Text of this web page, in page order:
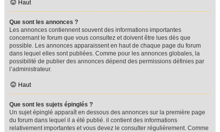
Haut
Que sont les annonces ?
Les annonces contiennent souvent des informations importantes
concernant le forum que vous consultez et doivent être lues dès que
possible. Les annonces apparaissent en haut de chaque page du forum
dans lequel elles sont publiées. Comme pour les annonces globales, la
possibilité de publier des annonces dépend des permissions définies par
l’administrateur.
Haut
Que sont les sujets épinglés ?
Un sujet épinglé apparaît en dessous des annonces sur la première page
du forum dans lequel il a été publié. il contient des informations
relativement importantes et vous devez le consulter régulièrement. Comme